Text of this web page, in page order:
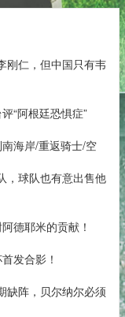
刚仁，但中国只有韦
“阿根廷恐惧症”
海岸/重返骑士/空
，球队也有意出售他
德耶米的贡献！
发合影！
缺阵，贝尔纳尔必须